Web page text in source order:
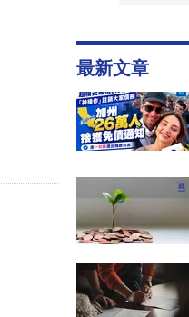
最新文章